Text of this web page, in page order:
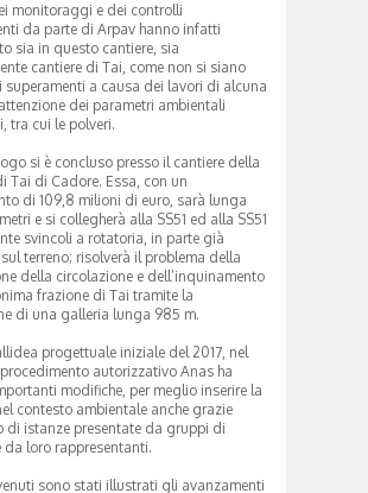
monitoraggi e dei controlli
da parte di Arpav hanno infatti
sia in questo cantiere, sia
cantiere di Tai, come non si siano
superamenti a causa dei lavori di alcuna
dei parametri ambientali
tra cui le polveri.
si è concluso presso il cantiere della
Tai di Cadore. Essa, con un
di 109,8 milioni di euro, sarà lunga
e si collegherà alla SS51 ed alla SS51
svincoli a rotatoria, in parte già
terreno; risolverà il problema della
della circolazione e dell’inquinamento
frazione di Tai tramite la
di una galleria lunga 985 m.
progettuale iniziale del 2017, nel
autorizzativo Anas ha
modifiche, per meglio inserire la
contesto ambientale anche grazie
di istanze presentate da gruppi di
da loro rappresentanti.
sono stati illustrati gli avanzamenti